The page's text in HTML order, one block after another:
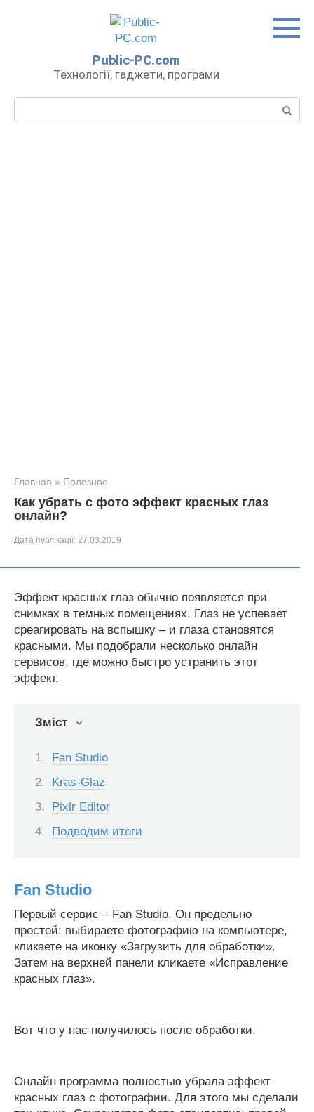
Public-PC.com
Технології, гаджети, програми
Главная » Полезное
Как убрать с фото эффект красных глаз
онлайн?
Дата публікації: 27.03.2019
Эффект красных глаз обычно появляется при
снимках в темных помещениях. Глаз не успевает
среагировать на вспышку – и глаза становятся
красными. Мы подобрали несколько онлайн
сервисов, где можно быстро устранить этот
эффект.
Зміст
Fan Studio
Kras-Glaz
Pixlr Editor
Подводим итоги
Fan Studio
Первый сервис – Fan Studio. Он предельно
простой: выбираете фотографию на компьютере,
кликаете на иконку «Загрузить для обработки».
Затем на верхней панели кликаете «Исправление
красных глаз».
Вот что у нас получилось после обработки.
Онлайн программа полностью убрала эффект
красных глаз с фотографии. Для этого мы сделали